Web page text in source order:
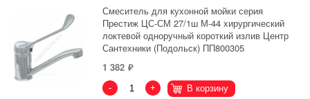
Смеситель для кухонной мойки серия
Престиж ЦС-СМ 27/1ш М-44 хирургический
локтевой одноручный короткий излив Центр
Сантехники (Подольск) ПП800305
1 382
- + В корзину